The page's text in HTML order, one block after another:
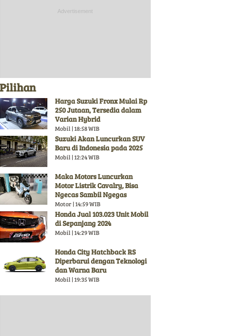
Pilihan
Harga Suzuki Fronx Mulai Rp
250 Jutaan, Tersedia dalam
Varian Hybrid
Mobil | 18:58 WIB
Suzuki Akan Luncurkan SUV
Baru di Indonesia pada 2025
Mobil | 12:24 WIB
Maka Motors Luncurkan
Motor Listrik Cavalry, Bisa
Ngecas Sambil Ngegas
Motor | 14:59 WIB
Honda Jual 103.023 Unit Mobil
di Sepanjang 2024
Mobil | 14:29 WIB
Honda City Hatchback RS
Diperbarui dengan Teknologi
dan Warna Baru
Mobil | 19:35 WIB